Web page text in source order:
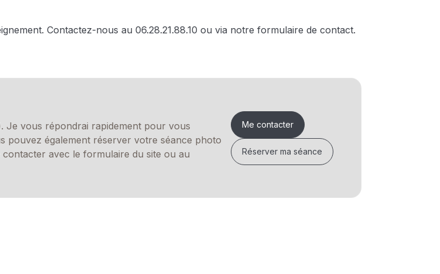
Contactez-nous au 06.28.21.88.10 ou via notre formulaire de contact.
Je vous répondrai rapidement pour vous
pouvez également réserver votre séance photo
avec le formulaire du site ou au
Me contacter
Réserver ma séance